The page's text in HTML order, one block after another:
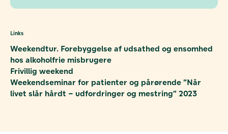
Links
Weekendtur. Forebyggelse af udsathed og ensomhed
hos alkoholfrie misbrugere
Frivillig weekend
Weekendseminar for patienter og pårørende ”Når
livet slår hårdt – udfordringer og mestring” 2023